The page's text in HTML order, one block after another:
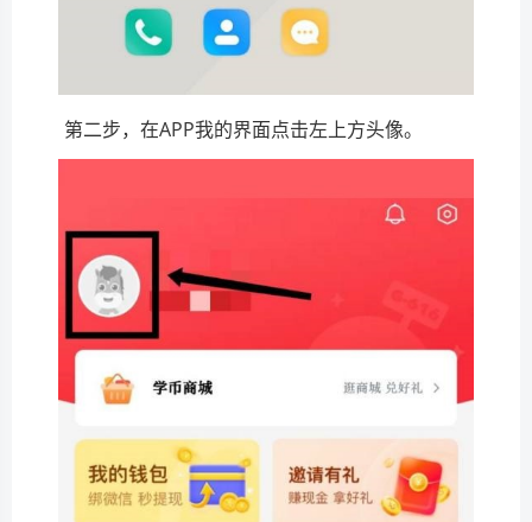
第二步，在APP我的界面点击左上方头像。